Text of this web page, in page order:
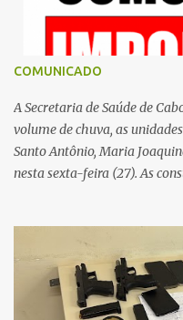
COMUNICADO
A Secretaria de Saúde de
volume de chuva, as
Santo Antônio, Maria
nesta sexta-feira (27). As
Contamos com a
uma situação climática que
pública.